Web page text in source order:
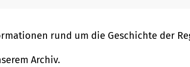
rund um die Geschichte der
Archiv.